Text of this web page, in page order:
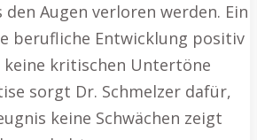
den Augen verloren werden. Ein
berufliche Entwicklung positiv
keine kritischen Untertöne
sorgt Dr. Schmelzer dafür,
keine Schwächen zeigt